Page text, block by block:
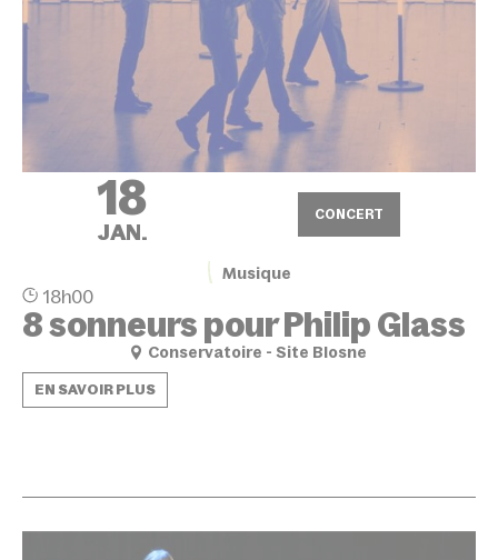
18
JAN.
CONCERT
Musique
18h00
8 sonneurs pour Philip Glass
Conservatoire - Site Blosne
EN SAVOIR PLUS